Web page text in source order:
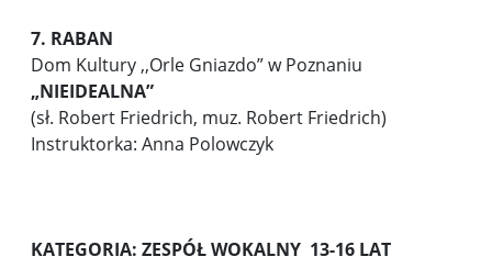
7. RABAN
Dom Kultury ,,Orle Gniazdo” w Poznaniu
„NIEIDEALNA”
(sł. Robert Friedrich, muz. Robert Friedrich)
Instruktorka: Anna Polowczyk
KATEGORIA: ZESPÓŁ WOKALNY 13-16 LAT